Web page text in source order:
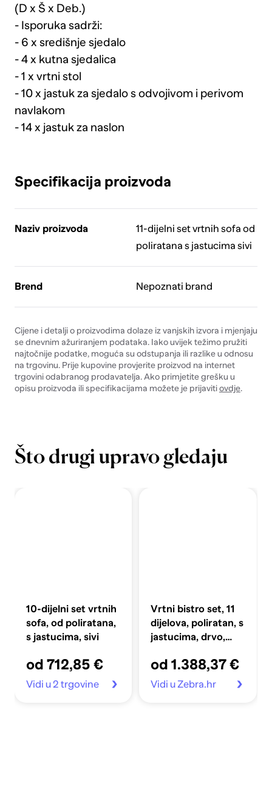
(D x Š x Deb.)
- Isporuka sadrži:
- 6 x središnje sjedalo
- 4 x kutna sjedalica
- 1 x vrtni stol
- 10 x jastuk za sjedalo s odvojivom i perivom
navlakom
- 14 x jastuk za naslon
Specifikacija proizvoda
Naziv proizvoda
11-dijelni set vrtnih sofa od
poliratana s jastucima sivi
Brend Nepoznati brand
Cijene i detalji o proizvodima dolaze iz vanjskih izvora i mjenjaju
se dnevnim ažuriranjem podataka. Iako uvijek težimo pružiti
najtočnije podatke, moguća su odstupanja ili razlike u odnosu
na trgovinu. Prije kupovine provjerite proizvod na internet
trgovini odabranog prodavatelja. Ako primjetite grešku u
opisu proizvoda ili specifikacijama možete je prijavitiovdje.
Što drugi upravo gledaju
10-dijelni set vrtnih
sofa, od poliratana,
s jastucima, sivi
od 712,85 €
Vidi u 2 trgovine
Vrtni bistro set, 11
dijelova, poliratan, s
jastucima, drvo,
od 1.388,37 €
Vidi u Zebra.hr